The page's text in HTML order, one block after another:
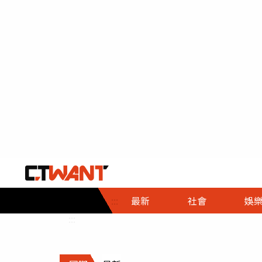
::: 最新 社會
社會首頁
時事
調查
娛樂
娛樂首頁
即時
財經首頁
熱線
政